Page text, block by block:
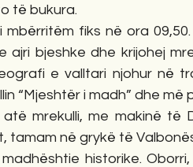
të bukura.
fiks në ora
ajri bjeshke dhe krijohej
e valltari njohur në
“Mjeshtër i madh” dhe më
mrekulli, me makinë të
tamam në grykë të
historike.